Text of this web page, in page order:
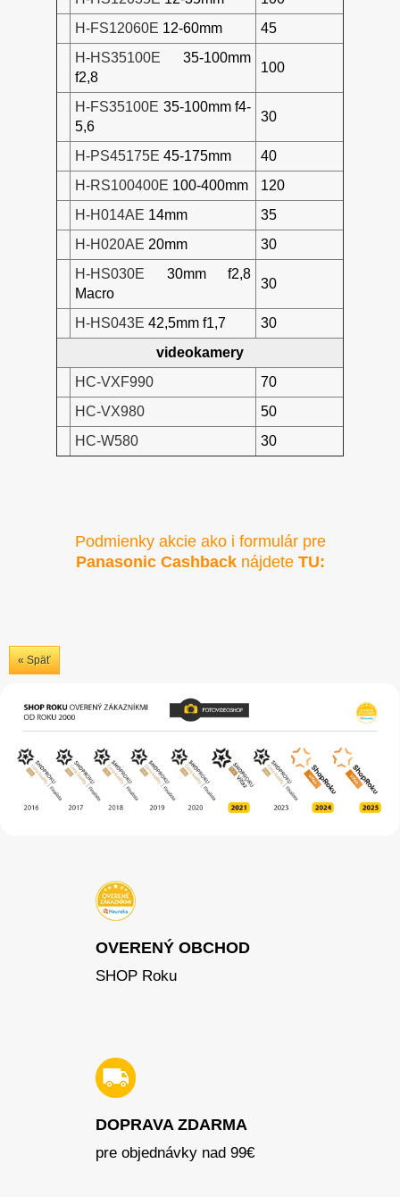
H-FS12060E 12-60mm
45
H-HS35100E 35-100mm
f2,8
100
H-FS35100E 35-100mm f4-
5,6
30
H-PS45175E 45-175mm
40
H-RS100400E 100-400mm
120
H-H014AE 14mm
35
H-H020AE 20mm
30
H-HS030E 30mm f2,8
Macro
30
H-HS043E 42,5mm f1,7
30
videokamery
HC-VXF990
70
HC-VX980
50
HC-W580
30
Podmienky akcie ako i formulár pre
Panasonic Cashbacknájdete TU:
« Späť
OVERENÝ OBCHOD
SHOP Roku
DOPRAVA ZDARMA
pre objednávky nad 99€